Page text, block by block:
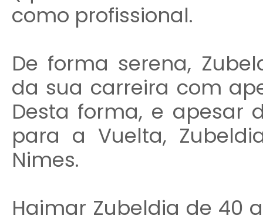
como profissional.
De forma serena,
da sua carreira com
Desta forma, e apesar
para a Vuelta,
Nimes.
Haimar Zubeldia de 40